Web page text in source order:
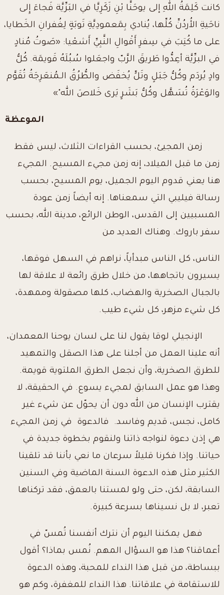
كانت كَلِمَةُ اللهِ إلى يوحَنَّا بْنِ زَكَرِيَّا في البَرِّيَّة فَجاءَ إِلى
ناحَيةِ الأُردُنِّ كُلِّها، يُنادي بِمَعمودِيَّةِ تَوبَةٍ لِغُفرانِ الخَطايا،
على ما كُتِبَ في سِفرِ أَقْوالِ النَّبِيِّ أَشعْيا: «صَوتُ مُنادٍ
في البرِّيَّة أعِدُّوا طَريقَ الرَّبّ واجعَلوا سُبُلَهُ قَويمَة. كُلُّ
وادٍ يُردَم وكُلُّ جَبَلٍ وتَلٍّ يُخفَض والطُّرُقُ الـمُنعَرِجَةُ تُقَوَّم
والوَعْرَةُ تُسَهَّل وكُلُّ بَشَرٍ يَرى خَلاصَ الله"»
الموعظة
زمن المجيئ، بحسب القراءات الثلاث، ليس فقط
زمن ما قبل الميلاد، إنه زمن مجيء المسيح. المجيء
هنا يعني قدوم اليوم الجميل، يوم المسيح، بحسب
رسالة فيليبي التي سمعناها. إنه أيضاً زمن عودة
المسبيين إلى القدس، الوطن الرائع، مدينة الله، بحسب
سفر باروك. وهناك العديد من
الناس، كل الناس مبدأياً، نراهم في السهل فوقها،
يسيرون باتجاهها، من خلال طرق رائعة لا علاقة لها
بالجبال الصخرية والهضاب، كلها مصقولة وممهدة،
كل شيء مزهر، كل شيء طيب.
الإنجيلي لوقا يقول لنا على لسان يوحنا المعمدان،
أنه علينا العمل من أجلنا على هذا الصقل والتمهيد
للطرق الصخرية، وأن نجعل الطرق الملتوية قويمة.
وهذا هو عمل السابق لمجيء يسوع. في الحقيقة، لا
يقترب الإنسان من الله دون أن يحوّل عن شيء غير
كامل، نجس، قديم وفاسد. فالدعوة في زمن المجيء
هي إذن دعوة لنواجه ذاتنا ولنقوم بخطوة جديدة في
حياتنا. وإذا فكرنا قليلاً سرعان ما نعي بأننا قد تلقينا
الكثير مثل هذه الدعوة السنة الماضية وفي السنين
السابقة، لكن، حتى ولو لمستنا بالعمق، فقد تركناها
تعبر، لا بل نسيناها بسرعة كبيرة.
فهل يمكننا اليوم أن نترك أنفسنا تُمسّ في
أعماقنا؟ هذا هو السؤال المهم. نُمس بماذا؟ أقول
ببساطة، من قبل هذا النداء للمحبة، وهذه الدعوة
للاستقامة في علاقاتنا. هذا النداء للمغفرة، وكم هو